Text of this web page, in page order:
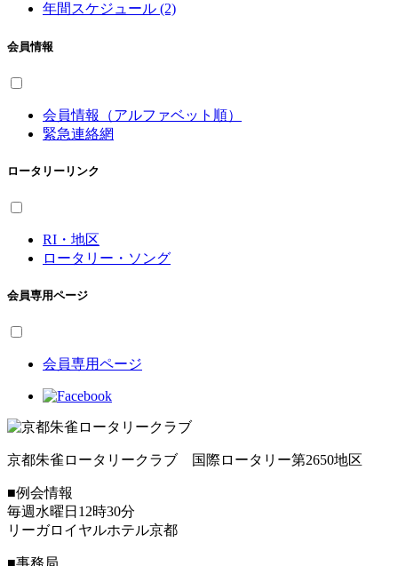
年間スケジュール (2)
会員情報
会員情報（アルファベット順）
緊急連絡網
ロータリーリンク
RI・地区
ロータリー・ソング
会員専用ページ
会員専用ページ
京都朱雀ロータリークラブ 国際ロータリー第2650地区
■例会情報
毎週水曜日12時30分
リーガロイヤルホテル京都